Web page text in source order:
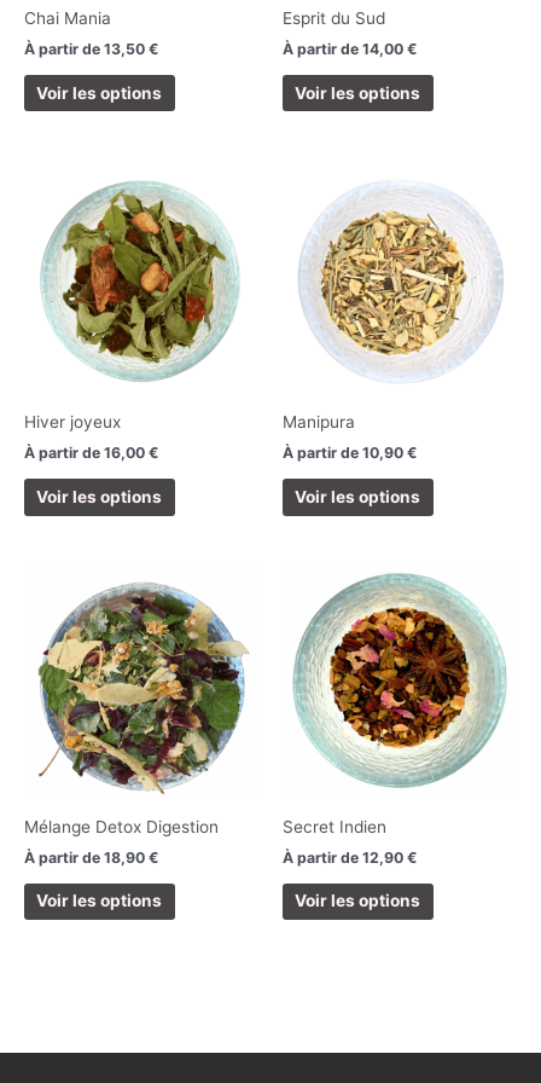
Chai Mania
À partir de 13,50 €
Voir les options
du
Esprit du Sud
À partir de 14,00 €
Voir les options
du
Hiver joyeux
À partir de 16,00 €
Voir les options
produit
a
plusieurs
variations.
Les
options
peuvent
du
Manipura
À partir de 10,90 €
Voir les options
produit
a
plusieurs
variations.
Les
options
peuvent
du
Mélange Detox Digestion
À partir de 18,90 €
Voir les options
produit
a
plusieurs
variations.
Les
options
peuvent
être
choisies
du
Secret Indien
À partir de 12,90 €
Voir les options
Ce
produit
a
plusieurs
variations.
Les
options
peuvent
du